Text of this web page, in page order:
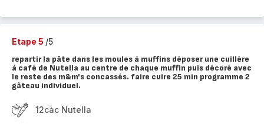
Etape 5 /5
repartir la pâte dans les moules à muffins déposer une cuillère
à café de Nutella au centre de chaque muffin puis décoré avec
le reste des m&m's concassés. faire cuire 25 min programme 2
gâteau individuel.
12càc Nutella